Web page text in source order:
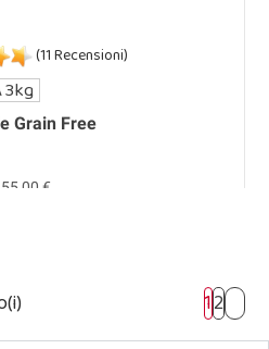
Grain Free
(11 Recensioni)
55,00 €
3kg
12